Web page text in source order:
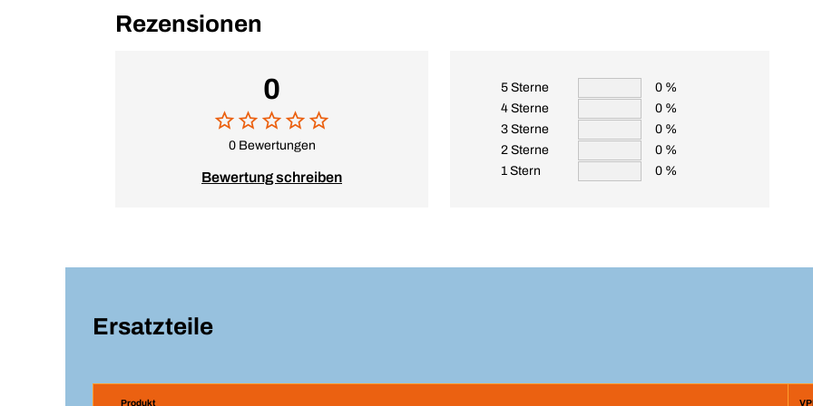
Rezensionen
0
0 Bewertungen
Bewertung schreiben
5 Sterne
0 %
4 Sterne
0 %
3 Sterne
0 %
2 Sterne
0 %
1 Stern
0 %
Ersatzteile
Produkt